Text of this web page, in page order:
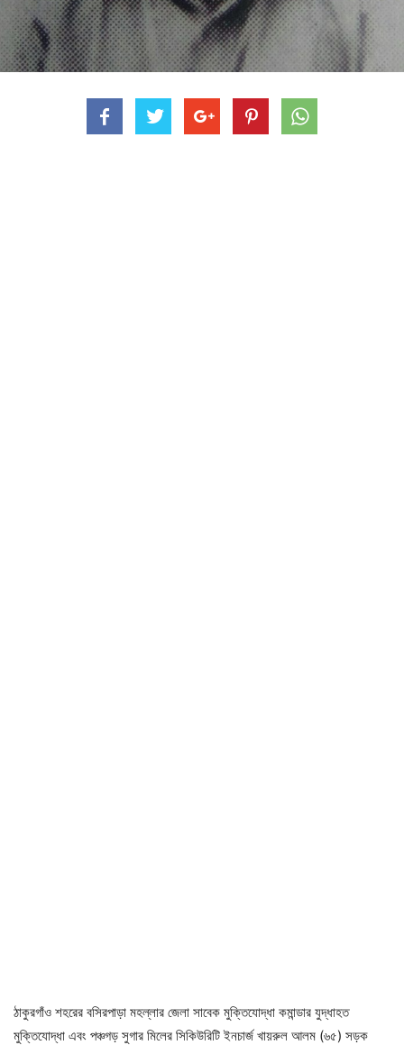
ঠাকুরগাঁও শহরের বসিরপাড়া মহল্লার জেলা সাবেক মুক্তিযোদ্ধা কমান্ডার যুদ্ধাহত
মুক্তিযোদ্ধা এবং পঞ্চগড় সুগার মিলের সিকিউরিটি ইনচার্জ খায়রুল আলম (৬৫) সড়ক